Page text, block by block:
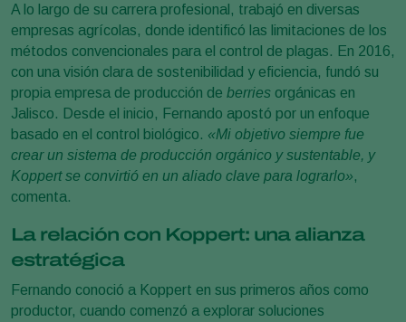
A lo largo de su carrera profesional, trabajó en diversas
empresas agrícolas, donde identificó las limitaciones de los
métodos convencionales para el control de plagas. En 2016,
con una visión clara de sostenibilidad y eficiencia, fundó su
propia empresa de producción de berries orgánicas en
Jalisco. Desde el inicio, Fernando apostó por un enfoque
basado en el control biológico. «Mi objetivo siempre fue
crear un sistema de producción orgánico y sustentable, y
Koppert se convirtió en un aliado clave para lograrlo»,
comenta.
La relación con Koppert: una alianza
estratégica
Fernando conoció a Koppert en sus primeros años como
productor, cuando comenzó a explorar soluciones